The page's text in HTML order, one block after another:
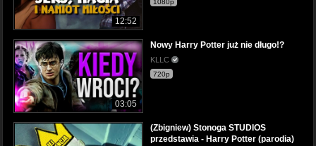
12:52
1080p
03:05
Nowy Harry Potter już nie długo!?
KLLC
720p
(Zbigniew) Stonoga STUDIOS
przedstawia - Harry Potter (parodia)